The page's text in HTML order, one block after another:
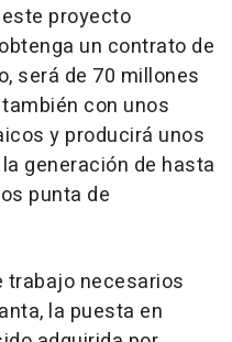
proyecto
un contrato de
será de 70 millones
con unos
y producirá unos
generación de hasta
punta de
trabajo necesarios
la puesta en